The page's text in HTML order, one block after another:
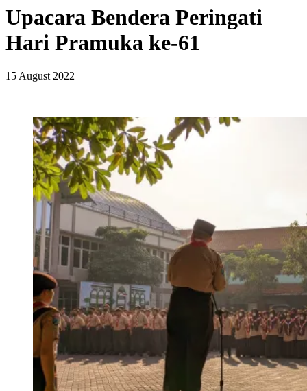
Upacara Bendera Peringati
Hari Pramuka ke-61
15 August 2022